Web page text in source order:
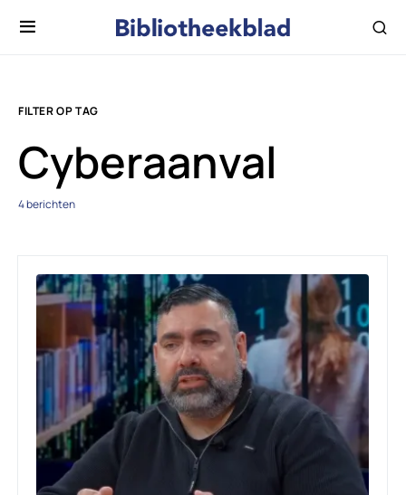
FILTER OP TAG
Cyberaanval
4 berichten